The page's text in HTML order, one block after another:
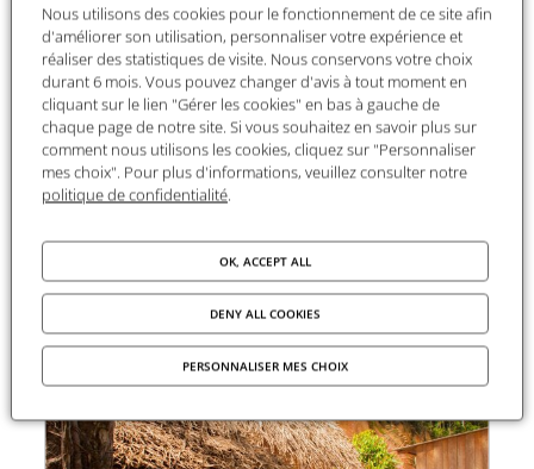
→More information(FR)
Speakers
Guido Sprenger(Heidelberg University)
Discutant :Philippe Erikson(Paris Nanterre
University)
CALENDAR
Nous utilisons des cookies pour le fonctionnement de ce site afin
d'améliorer son utilisation, personnaliser votre expérience et
réaliser des statistiques de visite. Nous conservons votre choix
durant 6 mois. Vous pouvez changer d'avis à tout moment en
cliquant sur le lien "Gérer les cookies" en bas à gauche de
chaque page de notre site. Si vous souhaitez en savoir plus sur
comment nous utilisons les cookies, cliquez sur "Personnaliser
mes choix". Pour plus d'informations, veuillez consulter notre
politique de confidentialité.
OK, ACCEPT ALL
DENY ALL COOKIES
PERSONNALISER MES CHOIX